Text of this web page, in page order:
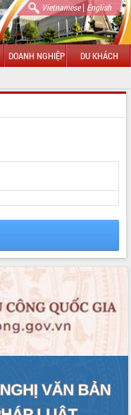
Vietnamese| English
DOANH NGHIỆP DU KHÁCH